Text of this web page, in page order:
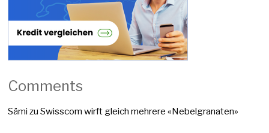
Comments
Sämi zuSwisscom wirft gleich mehrere «Nebelgranaten»